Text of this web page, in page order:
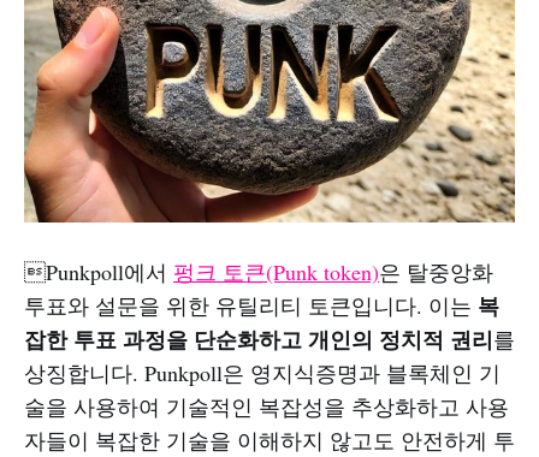
Punkpoll에서 펑크 토큰(Punk token)은 탈중앙화
투표와 설문을 위한 유틸리티 토큰입니다. 이는 복
잡한 투표 과정을 단순화하고 개인의 정치적 권리를
상징합니다. Punkpoll은 영지식증명과 블록체인 기
술을 사용하여 기술적인 복잡성을 추상화하고 사용
자들이 복잡한 기술을 이해하지 않고도 안전하게 투